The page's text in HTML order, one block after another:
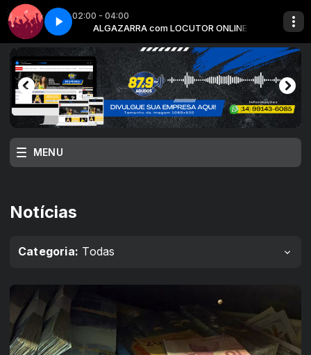
02:00 - 04:00
ALGAZARRA com LOCUTOR ONLINE
Algazarra - Parte 5
MENU
Notícias
Categoria: Todas